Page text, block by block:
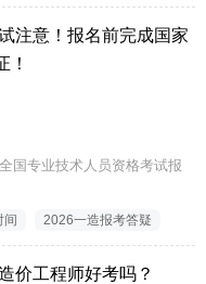
注意！报名前完成国家
！
国专业技术人员资格考试报
间 2026一造报考答疑
价工程师好考吗？